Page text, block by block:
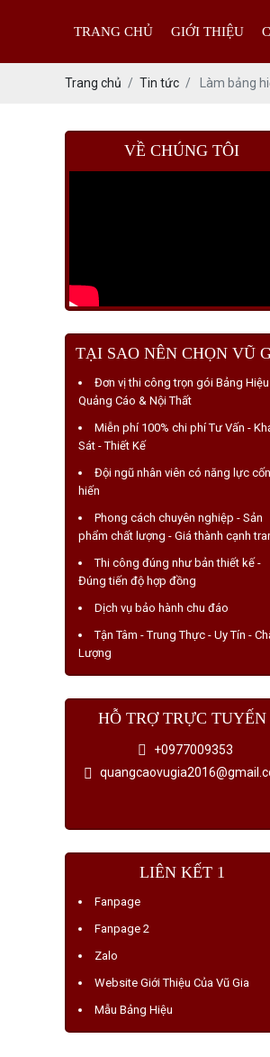
TRANG CHỦ GIỚI THIỆU
Trang chủ Tin tức Làm bảng
VỀ CHÚNG TÔI
TẠI SAO NÊN CHỌN VŨ
Đơn vị thi công trọn gói Bảng Hiệu
Quảng Cáo & Nội Thất
Miễn phí 100% chi phí Tư Vấn -
Sát - Thiết Kế
Đội ngũ nhân viên có năng lực
hiến
Phong cách chuyên nghiệp - Sản
phẩm chất lượng - Giá thành cạnh
Thi công đúng như bản thiết kế -
Đúng tiến độ hợp đồng
Dịch vụ bảo hành chu đáo
Tận Tâm - Trung Thực - Uy Tín -
Lượng
HỖ TRỢ TRỰC TUYẾN
+0977009353
LIÊN KẾT 1
Fanpage
Fanpage 2
Zalo
Website Giới Thiệu Của Vũ Gia
Mẫu Bảng Hiệu